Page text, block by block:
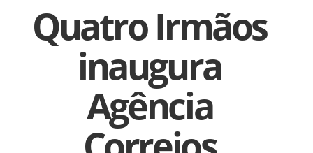
Quatro Irmãos
inaugura
Agência